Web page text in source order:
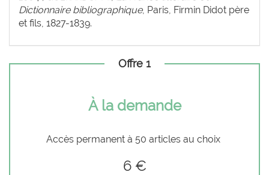
Dictionnaire bibliographique, Paris, Firmin Didot père
et fils, 1827-1839.
Offre 1
À la demande
Accès permanent à 50 articles au choix
6 €